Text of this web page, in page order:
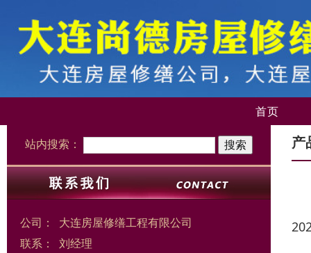
首页
站内搜索：
公司：
大连房屋修缮工程有限公司
联系：
刘经理
产